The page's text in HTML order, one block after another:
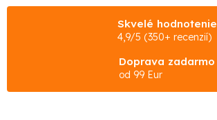
Skvelé hodnotenie
4,9/5 (350+ recenzií)
Doprava zadarmo
od 99 Eur